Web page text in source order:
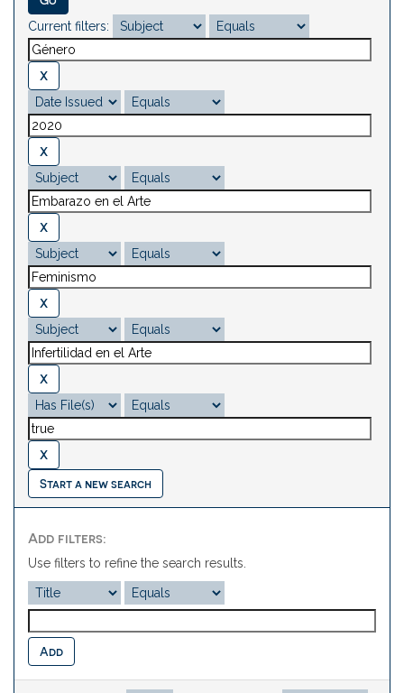
Current filters:
Start a new search
Add filters:
Use filters to refine the search results.